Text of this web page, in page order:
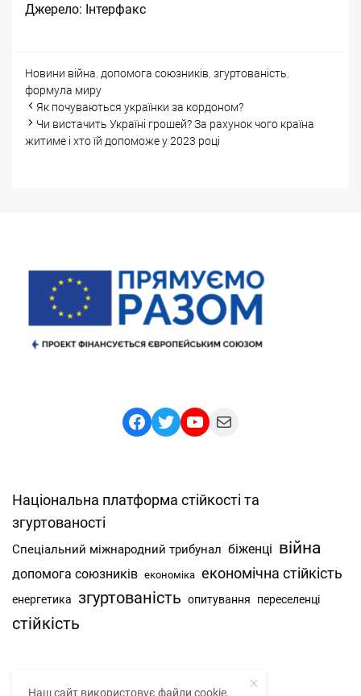
Джерело: Інтерфакс
Categories
Новини Tags
війна, допомога союзників, згуртованість,
формула миру
Post
navigation
Як почуваються українки за кордоном?
Чи вистачить Україні грошей? За рахунок чого країна
житиме і хто їй допоможе у 2023 році
Facebook
TwitterYouTube
Mail
Національна платформа стійкості та
згуртованості
Спеціальний міжнародний трибунал біженці війна
допомога союзників економіка економічна стійкість
енергетика згуртованість опитування переселенці
стійкість
Наш сайт використовує файли cookie.